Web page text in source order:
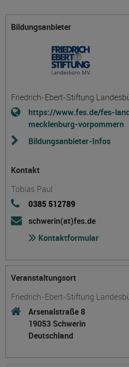
Bildungsanbieter
Friedrich-Ebert-Stiftung
https://www.fes.de/fes-
mecklenburg-vorpommern
Bildungsanbieter-Infos
Kontakt
Tobias Paul
0385 512789
schwerin(at)fes.de
Kontaktformular
Veranstaltungsort
Friedrich-Ebert-Stiftung
Arsenalstraße 8
19053 Schwerin
Deutschland